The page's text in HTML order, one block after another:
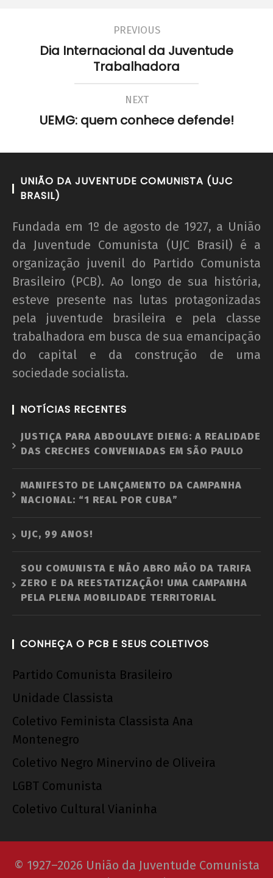
CN
PREVIOUS
Dia Internacional da Juventude
Trabalhadora
NEXT
UEMG: quem conhece defende!
UNIÃO DA JUVENTUDE COMUNISTA (UJC
BRASIL)
Fundada em 1º de agosto de 1927, a União
da Juventude Comunista (UJC Brasil) é a
organização juvenil do Partido Comunista
Brasileiro (PCB). Ao longo de sua história,
esteve presente nas lutas protagonizadas
pela juventude brasileira e pela classe
trabalhadora em busca de sua emancipação
do capital e da construção de uma
sociedade socialista.
NOTÍCIAS RECENTES
JUSTIÇA PARA ABDOULAYE DIENG: A REALIDADE
DAS CRECHES CONVENIADAS EM SÃO PAULO
MANIFESTO DE LANÇAMENTO DA CAMPANHA
NACIONAL: “1 REAL POR CUBA”
UJC, 99 ANOS!
SOU COMUNISTA E NÃO ABRO MÃO DA TARIFA
ZERO E DA REESTATIZAÇÃO! UMA CAMPANHA
PELA PLENA MOBILIDADE TERRITORIAL
CONHEÇA O PCB E SEUS COLETIVOS
Partido Comunista Brasileiro
Unidade Classista
Coletivo Feminista Classista Ana
Montenegro
Coletivo Negro Minervino de Oliveira
LGBT Comunista
Coletivo Cultural Vianinha
© 1927–2026 União da Juventude Comunista